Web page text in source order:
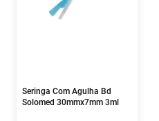
Seringa Com Agulha Bd
Solomed 30mmx7mm 3ml